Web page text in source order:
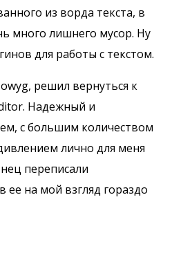
из ворда текста, в
много лишнего мусор. Ну
для работы с текстом.
решил вернуться к
Надежный и
с большим количеством
лично для меня
переписали
на мой взгляд гораздо